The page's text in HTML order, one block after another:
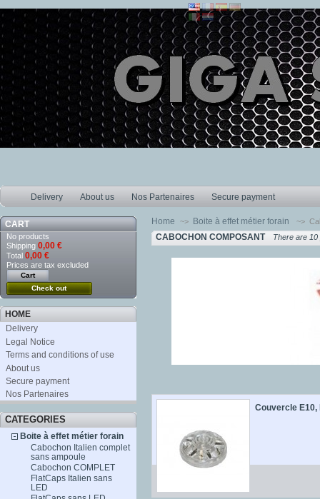
Delivery About us Nos Partenaires Secure payment
CART
No products
Shipping 0,00 €
Total 0,00 €
Prices are tax excluded
Cart
Check out
HOME
Delivery
Legal Notice
Terms and conditions of use
About us
Secure payment
Nos Partenaires
CATEGORIES
Boite à effet métier forain
Cabochon Italien complet
sans ampoule
Cabochon COMPLET
FlatCaps Italien sans
LED
Home ~> Boite à effet métier forain ~>
CABOCHON COMPOSANT There are
Couvercle E10,